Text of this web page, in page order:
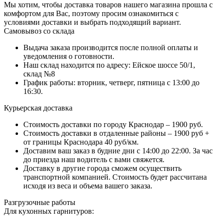
Мы хотим, чтобы доставка товаров нашего магазина прошла с
комфортом для Вас, поэтому просим ознакомиться с
условиями доставки и выбрать подходящий вариант.
Самовывоз со склада
Выдача заказа производится после полной оплаты и
уведомления о готовности.
Наш склад находится по адресу: Ейское шоссе 50/1,
склад №8
График работы: вторник, четверг, пятница с 13:00 до
16:30.
Курьерская доставка
Стоимость доставки по городу Краснодар – 1900 руб.
Стоимость доставки в отдаленные районы – 1900 руб +
от границы Краснодара 40 руб/км.
Доставим ваш заказ в будние дни с 14:00 до 22:00. За час
до приезда наш водитель с вами свяжется.
Доставку в другие города сможем осуществить
транспортной компанией. Стоимость будет рассчитана
исходя из веса и объема вашего заказа.
Разгрузочные работы
Для кухонных гарнитуров: